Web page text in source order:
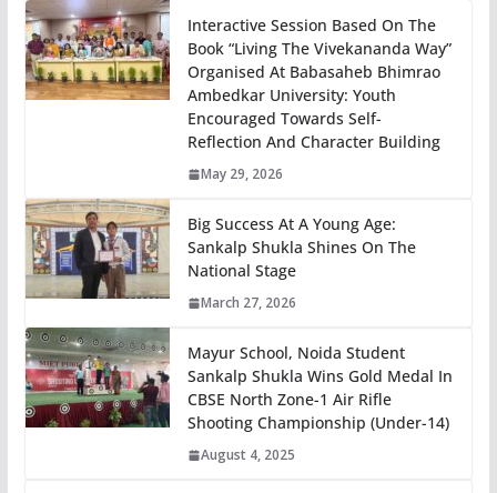
Interactive Session Based On The
Book “Living The Vivekananda Way”
Organised At Babasaheb Bhimrao
Ambedkar University: Youth
Encouraged Towards Self-
Reflection And Character Building
May 29, 2026
Big Success At A Young Age:
Sankalp Shukla Shines On The
National Stage
March 27, 2026
Mayur School, Noida Student
Sankalp Shukla Wins Gold Medal In
CBSE North Zone-1 Air Rifle
Shooting Championship (Under-14)
August 4, 2025